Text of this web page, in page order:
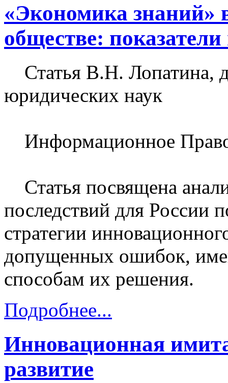
«Экономика
обществе:
Статья В.Н. Лопатина,
юридических наук
Информационное
Статья посвящена
последствий для России
стратегии
допущенных ошибок,
способам их решения.
Подробнее...
Инновационная
развитие